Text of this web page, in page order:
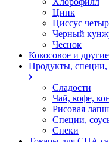
Цинк
Циссус
Черный
Чеснок
Кокосовое и
Продукты, специи,
Сладости
Чай, кофе,
Рисовая
Специи,
Снеки